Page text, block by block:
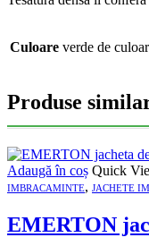
Culoare verde de
Produse
Adaugă în coș Quick
IMBRACAMINTE, JACHETE
EMERTON